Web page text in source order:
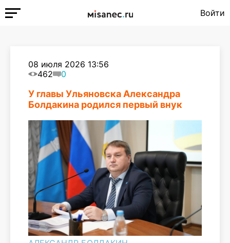
Войти
08 июля 2026 13:56
462
0
У главы Ульяновска Александра
Болдакина родился первый внук